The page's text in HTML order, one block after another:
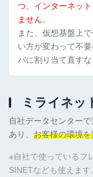
つ、インターネッ
ません。
また、仮想基盤上
い方が変わって不
バに割り当て直す
ミライネッ
自社データセンター
あり、 お客様の環境
※自社で使っているフ
SINETなども使えます